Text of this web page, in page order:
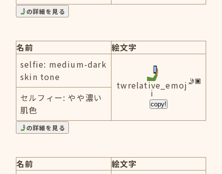
の詳細を見る
名前
絵文字
selfie: medium-dark
skin tone
twrelative_emoj
i
copy!
セルフィー: やや濃い
肌色
の詳細を見る
名前
絵文字